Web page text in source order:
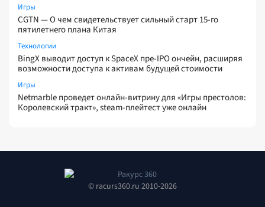
Игры
CGTN — О чем свидетельствует сильный старт 15-го
пятилетнего плана Китая
Технологии
BingX выводит доступ к SpaceX пре-IPO ончейн, расширяя
возможности доступа к активам будущей стоимости
Игры
Netmarble проведет онлайн-витрину для «Игры престолов:
Королевский тракт», steam-плейтест уже онлайн
© racurs360.ru 2010-2026